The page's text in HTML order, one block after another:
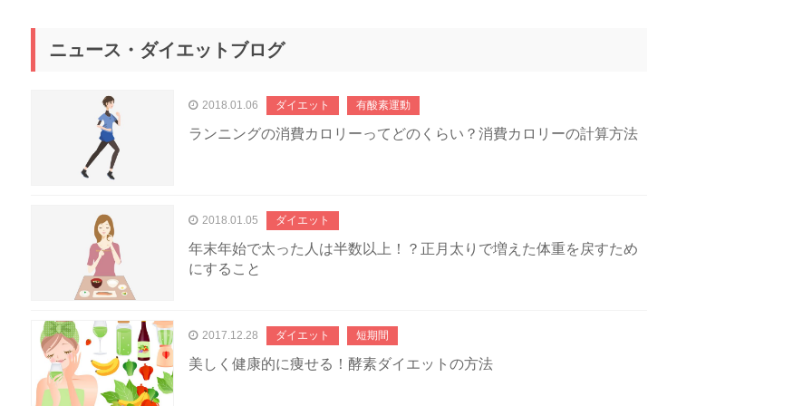
ニュース・ダイエットブログ
2018.01.06 ダイエット 有酸素運動
ランニングの消費カロリーってどのくらい？消費カロリーの計算方法
2018.01.05 ダイエット
年末年始で太った人は半数以上！？正月太りで増えた体重を戻すため
にすること
2017.12.28 ダイエット 短期間
美しく健康的に痩せる！酵素ダイエットの方法